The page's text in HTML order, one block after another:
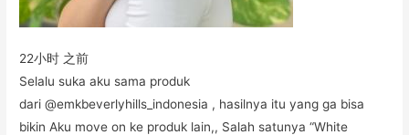
22小时 之前
Selalu suka aku sama produk
dari @emkbeverlyhills_indonesia , hasilnya itu yang ga bisa
bikin Aku move on ke produk lain,, Salah satunya “White